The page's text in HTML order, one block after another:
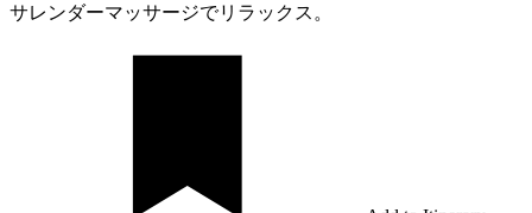
サレンダーマッサージでリラックス。